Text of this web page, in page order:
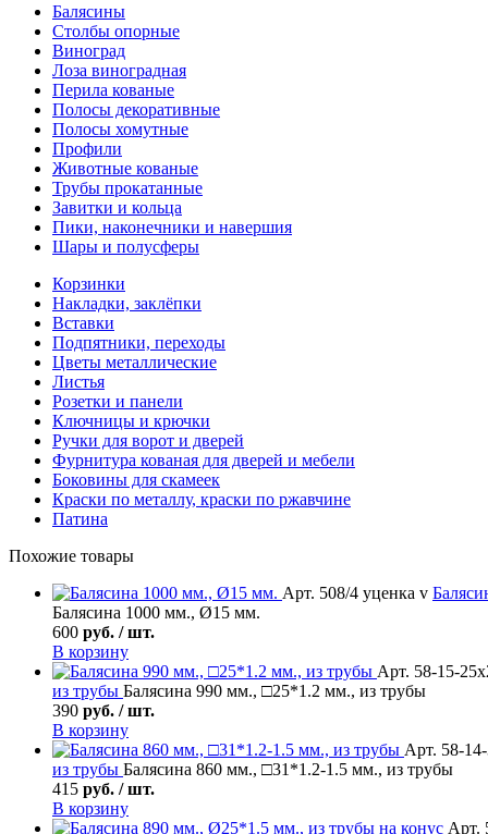
Балясины
Столбы опорные
Виноград
Лоза виноградная
Перила кованые
Полосы декоративные
Полосы хомутные
Профили
Животные кованые
Трубы прокатанные
Завитки и кольца
Пики, наконечники и навершия
Шары и полусферы
Корзинки
Накладки, заклёпки
Вставки
Подпятники, переходы
Цветы металлические
Листья
Розетки и панели
Ключницы и крючки
Ручки для ворот и дверей
Фурнитура кованая для дверей и мебели
Боковины для скамеек
Краски по металлу, краски по ржавчине
Патина
Похожие товары
Арт. 508/4 уценка v
Балясина 1000 мм., Ø15 мм.
600 руб. / шт.
В корзину
Арт. 58-15-
из трубы Балясина 990 мм., □25*1.2 мм., из трубы
390 руб. / шт.
В корзину
Арт. 58-
из трубы Балясина 860 мм., □31*1.2-1.5 мм., из трубы
415 руб. / шт.
В корзину
Арт.